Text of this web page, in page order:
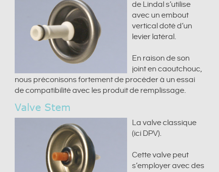
de Lindal s’utilise
avec un embout
vertical doté d’un
levier latéral.
En raison de son
joint en caoutchouc,
nous préconisons fortement de procéder à un essai
de compatibilité avec les produit de remplissage.
Valve Stem
La valve classique
(ici DPV).
Cette valve peut
s’employer avec des